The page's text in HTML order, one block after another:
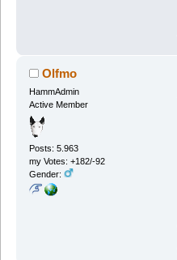
Olfmo
HammAdmin
Active Member
Posts: 5.963
my Votes: +182/-92
Gender: